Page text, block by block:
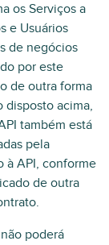
os Serviços a
e Usuários
de negócios
por este
de outra forma
disposto acima,
também está
pela
à API, conforme
de outra
poderá